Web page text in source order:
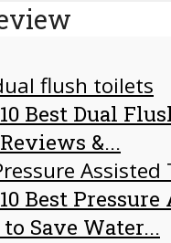
10 Best Dual
&...
10 Best Pressure
Save Water...